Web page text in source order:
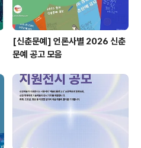
[신춘문예] 언론사별 2026 신춘
문예 공고 모음